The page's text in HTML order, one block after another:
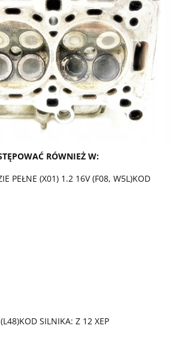
RÓWNIEŻ W:
PEŁNE (X01) 1.2 16V (F08, W5L)KOD
SILNIKA: Z 12 XEP